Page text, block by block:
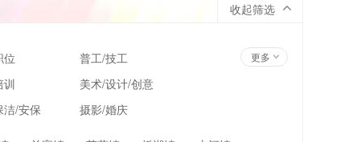
收起筛选
位
普工/技工
训
美术/设计/创意
洁/安保
摄影/婚庆
更多